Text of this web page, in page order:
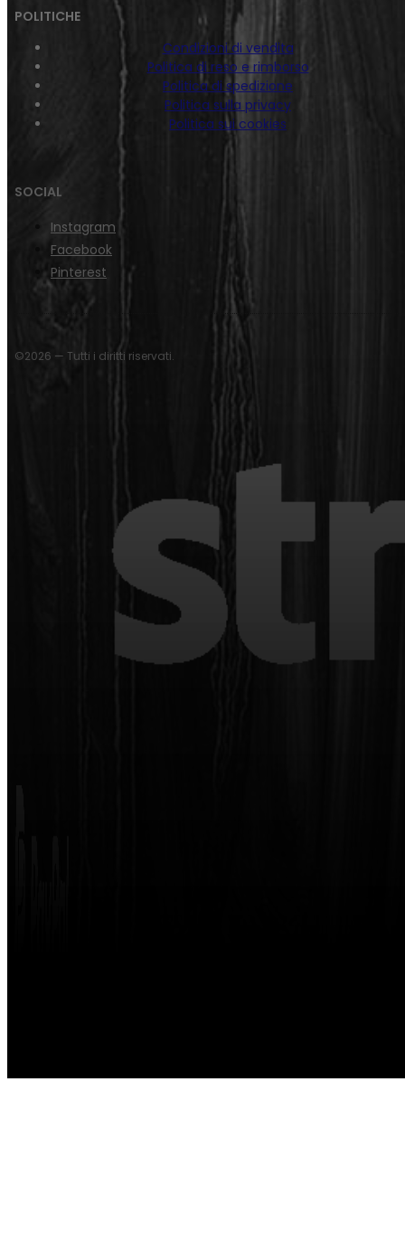
POLITICHE
Condizioni di vendita
Politica di reso e rimborso
Politica di spedizione
Politica sulla privacy
Politica sui cookies
SOCIAL
Instagram
Facebook
Pinterest
©2026 — Tutti i diritti riservati.